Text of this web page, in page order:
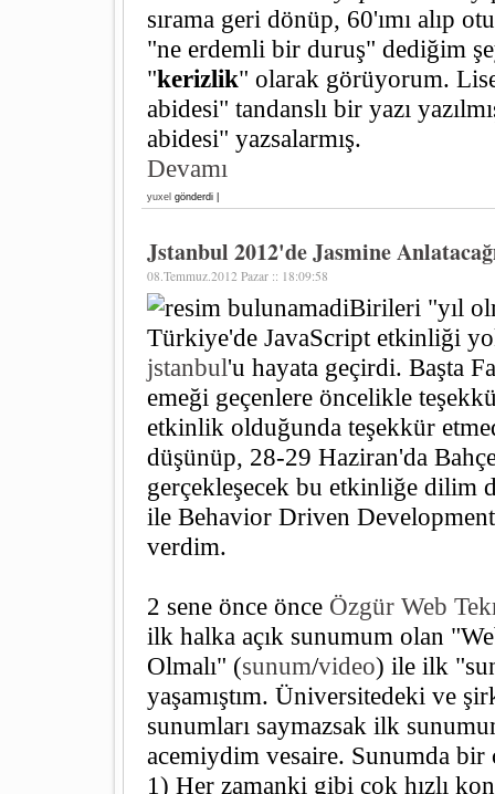
sırama geri dönüp, 60'ımı alıp
"ne erdemli bir duruş" dediğim
"kerizlik" olarak görüyorum.
abidesi" tandanslı bir yazı
abidesi" yazsalarmış.
Devamı
yuxel gönderdi |
Jstanbul 2012'de Jasmine
08.Temmuz.2012 Pazar :: 18:09:58
Birileri "yıl
Türkiye'de JavaScript etkinliği
jstanbul'u hayata geçirdi. Başta
emeği geçenlere öncelikle
etkinlik olduğunda teşekkür
düşünüp, 28-29 Haziran'da
gerçekleşecek bu etkinliğe dilim
ile Behavior Driven
verdim.
2 sene önce önce Özgür Web
ilk halka açık sunumum olan
Olmalı" (sunum/video) ile ilk
yaşamıştım. Üniversitedeki ve
sunumları saymazsak ilk
acemiydim vesaire. Sunumda bir
1) Her zamanki gibi çok hızlı